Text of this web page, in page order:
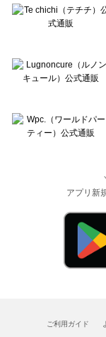
アプリ新
ご利用ガイド